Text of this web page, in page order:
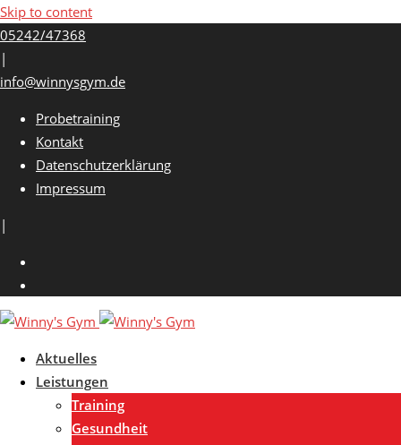
Skip to content
05242/47368
|
info@winnysgym.de
Probetraining
Kontakt
Datenschutzerklärung
Impressum
|
Aktuelles
Leistungen
Training
Gesundheit